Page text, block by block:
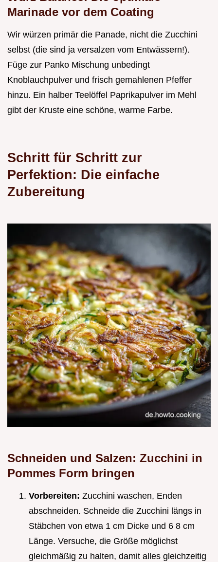
Marinade vor dem Coating
Wir würzen primär die Panade, nicht die Zucchini
selbst (die sind ja versalzen vom Entwässern!).
Füge zur Panko Mischung unbedingt
Knoblauchpulver und frisch gemahlenen Pfeffer
hinzu. Ein halber Teelöffel Paprikapulver im Mehl
gibt der Kruste eine schöne, warme Farbe.
Schritt für Schritt zur
Perfektion: Die einfache
Zubereitung
Schneiden und Salzen: Zucchini in
Pommes Form bringen
Vorbereiten: Zucchini waschen, Enden
abschneiden. Schneide die Zucchini längs in
Stäbchen von etwa 1 cm Dicke und 6 8 cm
Länge. Versuche, die Größe möglichst
gleichmäßig zu halten, damit alles gleichzeitig